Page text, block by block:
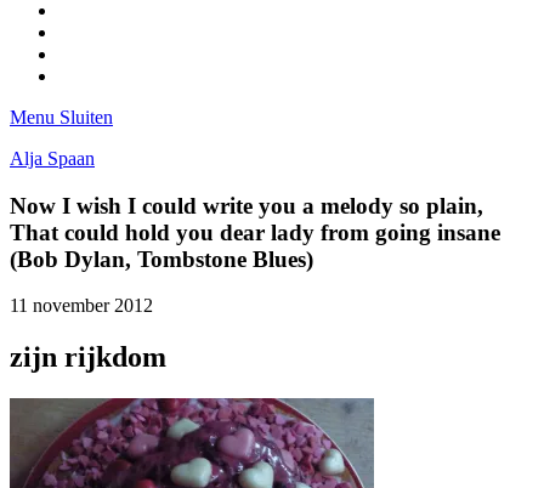
Menu Sluiten
Alja Spaan
Now I wish I could write you a melody so plain,
That could hold you dear lady from going insane
(Bob Dylan, Tombstone Blues)
11 november 2012
zijn rijkdom